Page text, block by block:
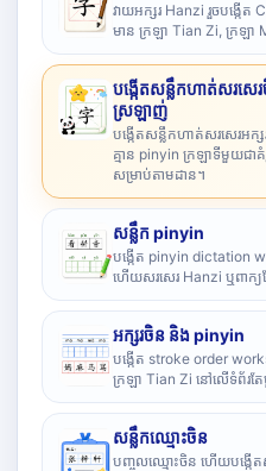
វាយអក្សរ Hanzi រួចបង្កើ
មាន ក្រឡា Tian Zi, ក្រឡា
បង្កើតសន្លឹកហាត់សរសេ
ស្រឡាញ់
បង្កើតសន្លឹកហាត់សរសេរអ
គ្មាន pinyin ក្រឡាទីមួយជាគំ
សម្រាប់តាមដាន។
សន្លឹក pinyin
បង្កើត pinyin dictation
ហើយសរសេរ Hanzi ឬពាក្យដ
អក្សរចិន និង pinyin
បង្កើត stroke order
ក្រឡា Tian Zi នៅលើទំព័រត
សន្លឹកឈ្មោះចិន
បញ្ចូលឈ្មោះចិន ហើយបង្កើត